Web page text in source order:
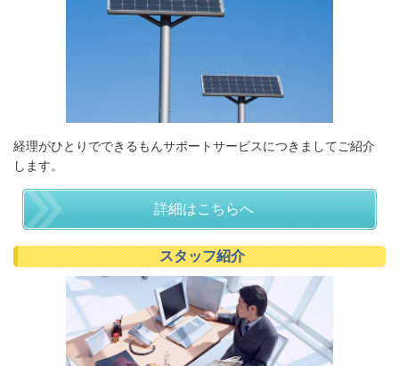
経理がひとりでできるもんサポートサービスにつきましてご紹介
します。
詳細はこちらへ
スタッフ紹介